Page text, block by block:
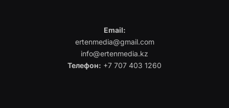
Email:
ertenmedia@gmail.com
info@ertenmedia.kz
Телефон: +7 707 403 1260